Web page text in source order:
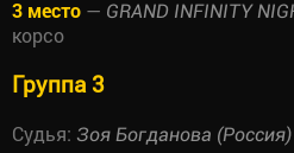
3 место — GRAND INFINITY
корсо
Группа 3
Судья: Зоя Богданова (Россия)